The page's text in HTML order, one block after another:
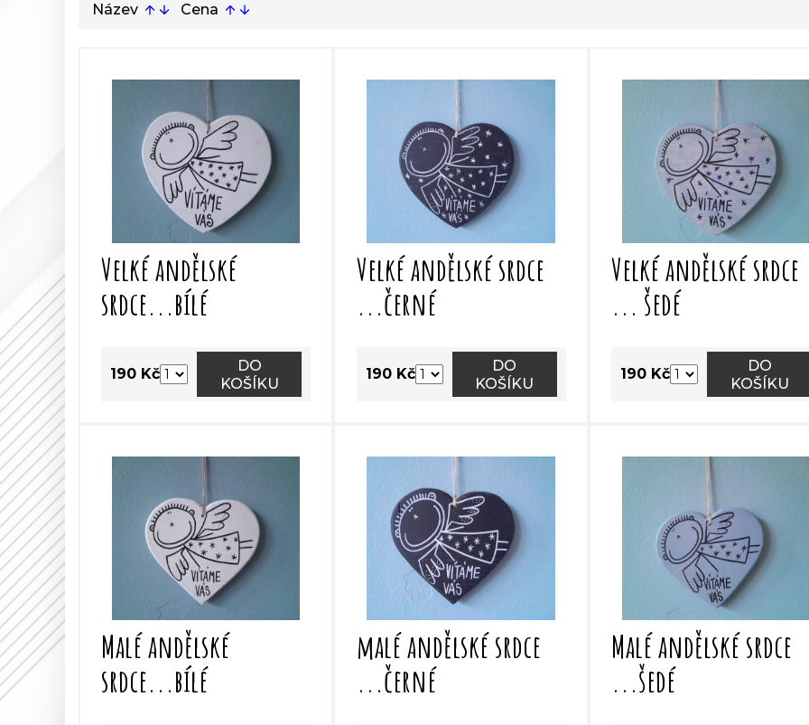
Název arrow_upward arrow_downward Cena arrow_upward arrow_downward
Velké andělské
srdce...bílé
190 Kč
DO
KOŠÍKU
Velké andělské srdce
...černé
190 Kč
DO
KOŠÍKU
Velké andělské srdce
... šedé
190 Kč
DO
KOŠÍKU
Malé andělské
srdce...bílé
malé andělské srdce
...černé
Malé andělské srdce
...šedé